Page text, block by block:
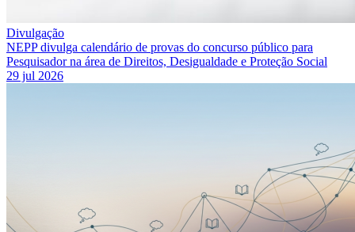
Divulgação
NEPP divulga calendário de provas do concurso público para
Pesquisador na área de Direitos, Desigualdade e Proteção Social
29 jul 2026